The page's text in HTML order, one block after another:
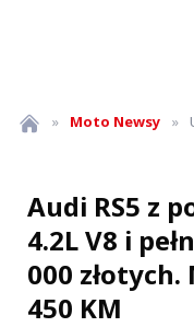
» Moto Newsy »
Audi RS5 z
4.2L V8 i
000
450 KM